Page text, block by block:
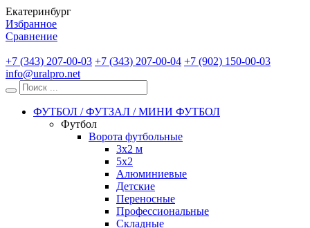
Екатеринбург
Избранное
Сравнение
+7 (343) 207-00-03 +7 (343) 207-00-04 +7 (902) 150-00-03
info@uralpro.net
ФУТБОЛ / ФУТЗАЛ / МИНИ ФУТБОЛ
Футбол
Ворота футбольные
3х2 м
5х2
Алюминиевые
Детские
Переносные
Профессиональные
Складные